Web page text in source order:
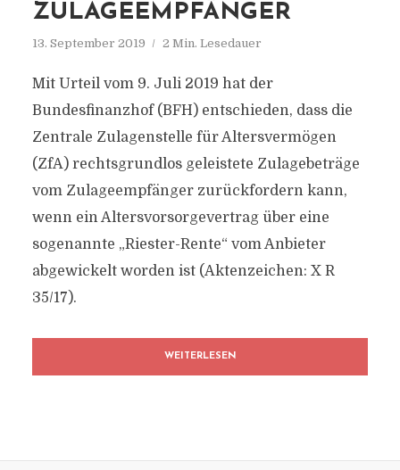
ZULAGEEMPFÄNGER
13. September 2019 2 Min. Lesedauer
Mit Urteil vom 9. Juli 2019 hat der
Bundesfinanzhof (BFH) entschieden, dass die
Zentrale Zulagenstelle für Altersvermögen
(ZfA) rechtsgrundlos geleistete Zulagebeträge
vom Zulageempfänger zurückfordern kann,
wenn ein Altersvorsorgevertrag über eine
sogenannte „Riester-Rente“ vom Anbieter
abgewickelt worden ist (Aktenzeichen: X R
35/17).
WEITERLESEN